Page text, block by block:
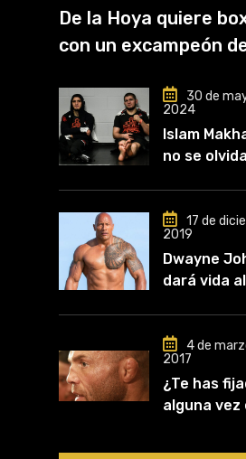
De la Hoya quiere
con un excampeón
30 de
2024
Islam
no se
que
entrenar,
papel
carrera»
17 de
2019
Dwayne
dará vida al
4 de
2017
¿Te has
alguna vez